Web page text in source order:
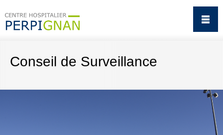
Conseil de Surveillance